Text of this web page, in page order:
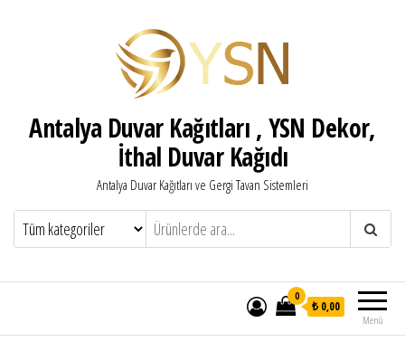
Antalya Duvar Kağıtları , YSN Dekor,
İthal Duvar Kağıdı
Antalya Duvar Kağıtları ve Gergi Tavan Sistemleri
Menü
0
₺ 0,00